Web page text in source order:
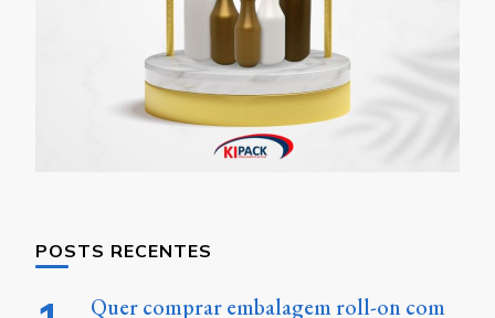
POSTS RECENTES
Quer comprar embalagem roll-on com